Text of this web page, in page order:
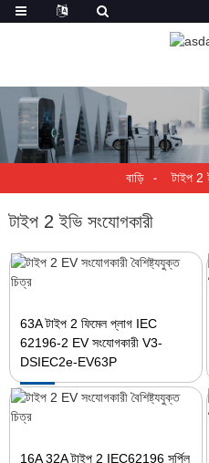
বাড়ি টাইপ 2
টাইপ 2 ইভি সংযোগকারী
63A টাইপ 2 ফিমেল প্লাগ IEC
62196-2 EV সংযোগকারী V3-
DSIEC2e-EV63P
16A 32A টাইপ 2 IEC62196 সর্পিল